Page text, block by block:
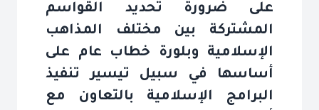
على ضرورة تحديد القواسم
المشتركة بين مختلف المذاهب
الإسلامية وبلورة خطاب عام على
أساسها في سبيل تيسير تنفيذ
البرامج الإسلامية بالتعاون مع